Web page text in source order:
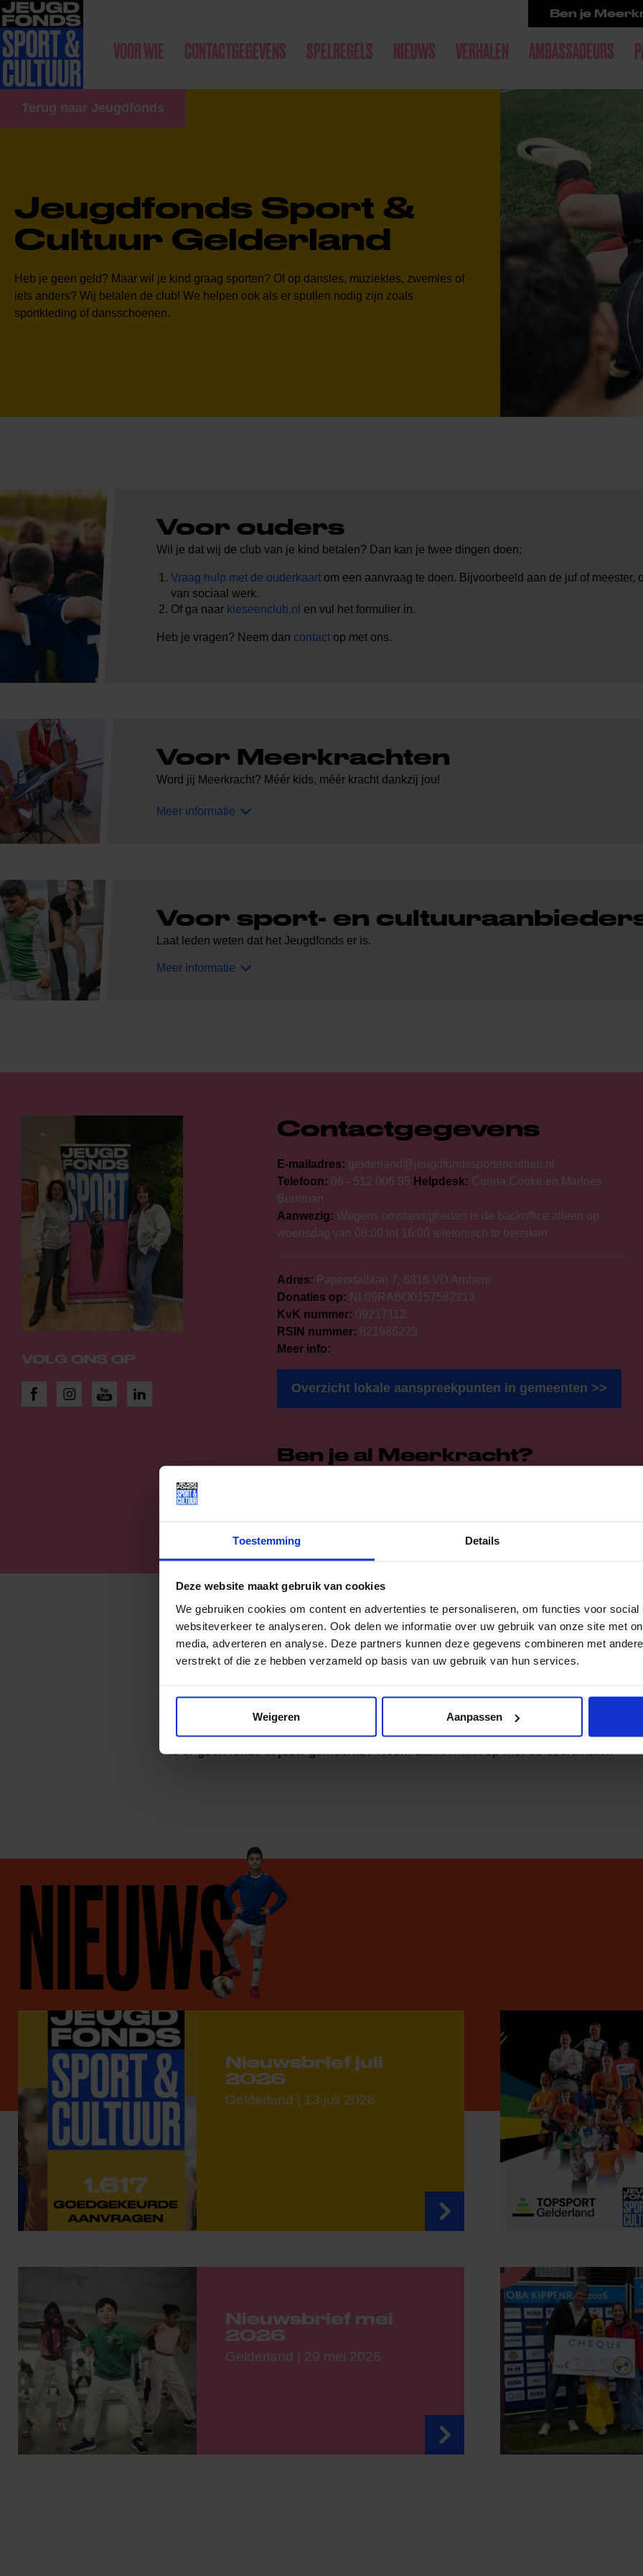
Toestemming Details
Deze website maakt gebruik van cookies
We gebruiken cookies om content en advertenties te personaliseren, om functies voor social
websiteverkeer te analyseren. Ook delen we informatie over uw gebruik van onze site met
media, adverteren en analyse. Deze partners kunnen deze gegevens combineren met
verstrekt of die ze hebben verzameld op basis van uw gebruik van hun services.
Weigeren Aanpassen
Terug naar Jeugdfonds
Ben je
VOOR WIE CONTACTGEGEVENS SPELREGELS NIEUWS VERHALEN AMBASSADEURS
Jeugdfonds Sport &
Cultuur Gelderland
Heb je geen geld? Maar wil je kind graag sporten? Of op dansles, muziekles, zwemles of
iets anders? Wij betalen de club! We helpen ook als er spullen nodig zijn zoals
sportkleding of dansschoenen.
Voor ouders
Wil je dat wij de club van je kind betalen? Dan kan je twee dingen doen:
Vraag hulp met de ouderkaart om een aanvraag te doen. Bijvoorbeeld aan de juf of meester,
van sociaal werk.
Of ga naar kieseenclub.nl en vul het formulier in.
Heb je vragen? Neem dan contact op met ons.
Voor Meerkrachten
Word jij Meerkracht? Méér kids, méér kracht dankzij jou!
Meer informatie
Voor sport- en
Laat leden weten dat het Jeugdfonds er is.
Meer informatie
VOLG ONS OP
Contactgegevens
E-mailadres: gelderland@jeugdfondssportencultuur.nl
Telefoon: 06 - 512 006 95 Helpdesk: Corina Cooke en Marloes
Buurman
Aanwezig: Wegens omstandigheden is de backoffice alleen op
woensdag van 08:00 tot 16:00 telefonisch te bereiken
Adres: Papendallaan 7, 6816 VD Arnhem
Donaties op: NL09RABO0157582213
KvK nummer: 09217112
RSIN nummer: 821986223
Meer info:
Overzicht lokale aanspreekpunten in gemeenten >>
Ben je al Meerkracht?
Spelregels
Deze gemeenten doen mee
Download
Is er geen fonds in jouw gemeente? Neem dancontactop met de coördinator.
NIEUWS
Nieuwsbrief juli
2026
Gelderland | 13 juli 2026
Nieuwsbrief mei
2026
Gelderland | 29 mei 2026